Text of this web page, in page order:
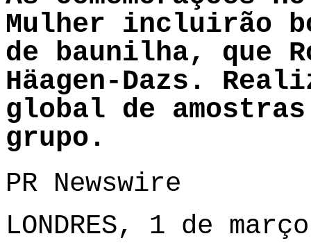
Mulher incluirão
de baunilha, que
Häagen-Dazs.
global de
grupo.
PR Newswire
LONDRES, 1 de